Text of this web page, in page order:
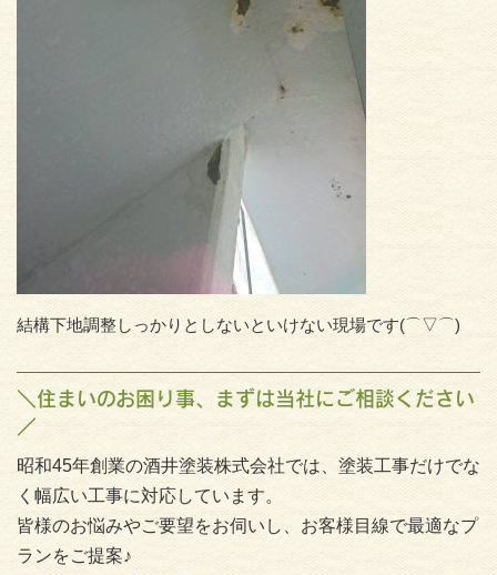
結構下地調整しっかりとしないといけない現場です(⌒▽⌒)
＼住まいのお困り事、まずは当社にご相談ください
／
昭和45年創業の酒井塗装株式会社では、塗装工事だけでな
く幅広い工事に対応しています。
皆様のお悩みやご要望をお伺いし、お客様目線で最適なプ
ランをご提案♪